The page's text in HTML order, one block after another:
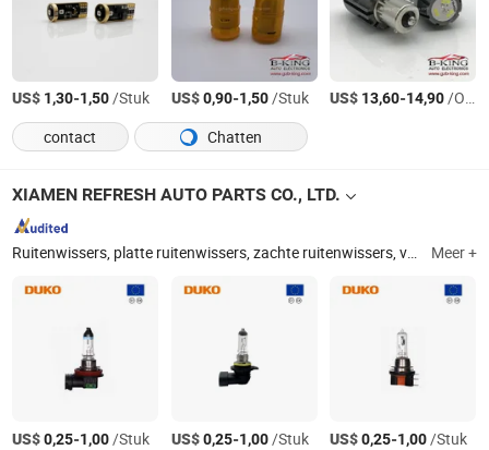
US$ 1,30-1,50/Stuk US$0,90-1,50/Stuk US$ 13,60-14,90/Oneven
contact
Chatten
XIAMEN REFRESH AUTO PARTS CO., LTD.
Meer +
US$0,25-1,00/Stuk US$0,25-1,00/Stuk US$0,25-1,00/Stuk